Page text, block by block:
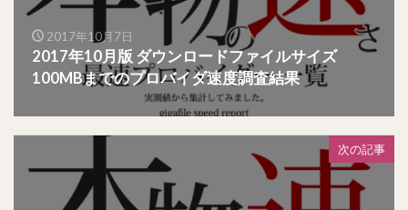
2017年10月7日
2017年10月版 ダウンロードファイルサイズ
100MBまでのプロバイダ速度調査結果
次の記事